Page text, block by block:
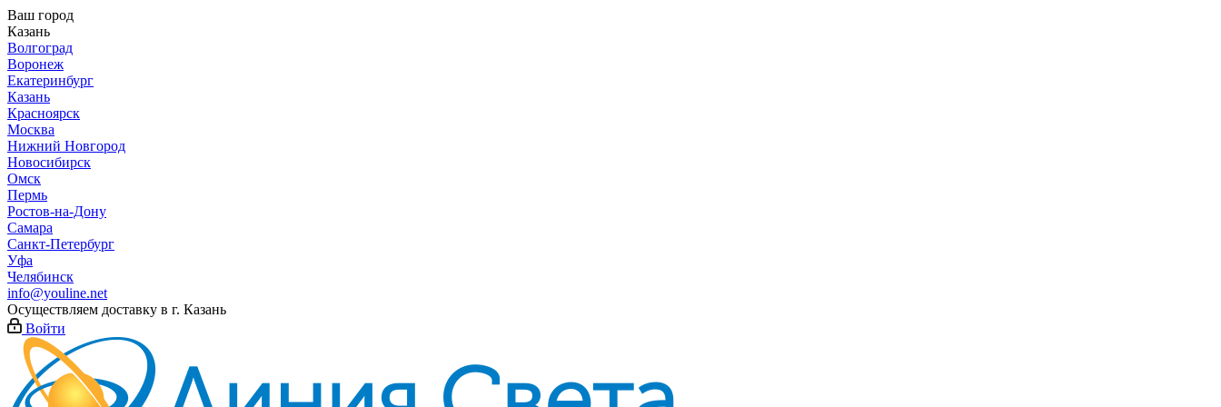
Ваш город
Казань
Волгоград
Воронеж
Екатеринбург
Казань
Красноярск
Москва
Нижний Новгород
Новосибирск
Омск
Пермь
Ростов-на-Дону
Самара
Санкт-Петербург
Уфа
Челябинск
info@youline.net
Осуществляем доставку в г. Казань
Войти